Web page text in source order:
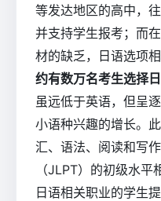
等发达地区的高中，
并支持学生报考；而
材的缺乏，日语选项相
约有数万名考生选择
虽远低于英语，但呈
小语种兴趣的增长。
汇、语法、阅读和写
（JLPT）的初级水
日语相关职业的学生提